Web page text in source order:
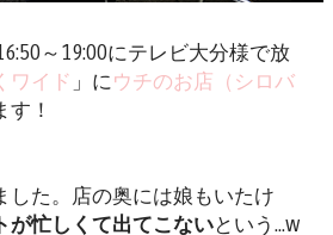
～19:00にテレビ大分様で放
ワイド 」にウチのお店（シロバ
す！
した。店の奥には娘もいたけ
が忙しくて出てこないという...w